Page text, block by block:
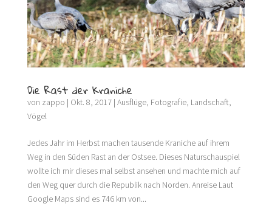
Die Rast der Kraniche
von zappo | Okt. 8, 2017| Ausflüge, Fotografie, Landschaft,
Vögel
Jedes Jahr im Herbst machen tausende Kraniche auf ihrem
Weg in den Süden Rast an der Ostsee. Dieses Naturschauspiel
wollte ich mir dieses mal selbst ansehen und machte mich auf
den Weg quer durch die Republik nach Norden. Anreise Laut
Google Maps sind es 746 km von...